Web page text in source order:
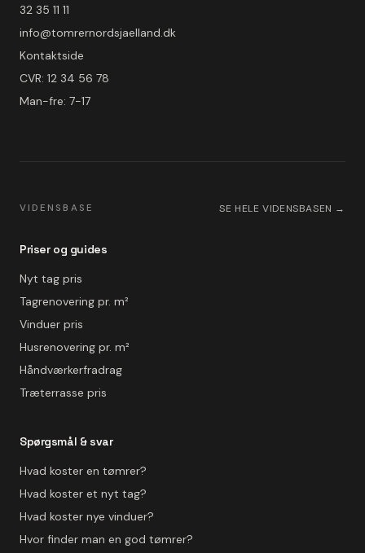
32 35 11 11
info@tomrernordsjaelland.dk
Kontaktside
CVR: 12 34 56 78
Man-fre: 7-17
VIDENSBASE SE HELE VIDENSBASEN →
Priser og guides
Nyt tag pris
Tagrenovering pr. m²
Vinduer pris
Husrenovering pr. m²
Håndværkerfradrag
Træterrasse pris
Spørgsmål & svar
Hvad koster en tømrer?
Hvad koster et nyt tag?
Hvad koster nye vinduer?
Hvor finder man en god tømrer?